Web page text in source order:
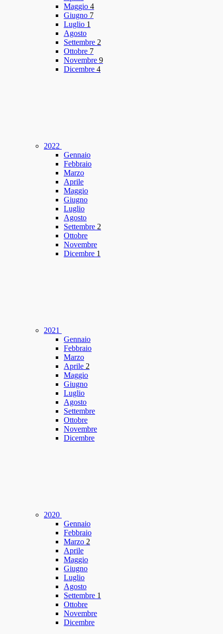
Maggio 4
Giugno 7
Luglio 1
Agosto
Settembre 2
Ottobre 7
Novembre 9
Dicembre 4
2022
Gennaio
Febbraio
Marzo
Aprile
Maggio
Giugno
Luglio
Agosto
Settembre 2
Ottobre
Novembre
Dicembre 1
2021
Gennaio
Febbraio
Marzo
Aprile 2
Maggio
Giugno
Luglio
Agosto
Settembre
Ottobre
Novembre
Dicembre
2020
Gennaio
Febbraio
Marzo 2
Aprile
Maggio
Giugno
Luglio
Agosto
Settembre 1
Ottobre
Novembre
Dicembre